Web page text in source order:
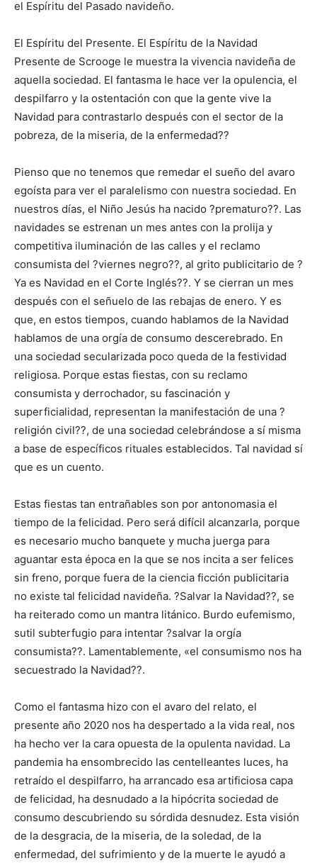
el Espíritu del Pasado navideño.
El Espíritu del Presente. El Espíritu de la Navidad
Presente de Scrooge le muestra la vivencia navideña de
aquella sociedad. El fantasma le hace ver la opulencia, el
despilfarro y la ostentación con que la gente vive la
Navidad para contrastarlo después con el sector de la
pobreza, de la miseria, de la enfermedad??
Pienso que no tenemos que remedar el sueño del avaro
egoísta para ver el paralelismo con nuestra sociedad. En
nuestros días, el Niño Jesús ha nacido ?prematuro??. Las
navidades se estrenan un mes antes con la prolija y
competitiva iluminación de las calles y el reclamo
consumista del ?viernes negro??, al grito publicitario de ?
Ya es Navidad en el Corte Inglés??. Y se cierran un mes
después con el señuelo de las rebajas de enero. Y es
que, en estos tiempos, cuando hablamos de la Navidad
hablamos de una orgía de consumo descerebrado. En
una sociedad secularizada poco queda de la festividad
religiosa. Porque estas fiestas, con su reclamo
consumista y derrochador, su fascinación y
superficialidad, representan la manifestación de una ?
religión civil??, de una sociedad celebrándose a sí misma
a base de específicos rituales establecidos. Tal navidad sí
que es un cuento.
Estas fiestas tan entrañables son por antonomasia el
tiempo de la felicidad. Pero será difícil alcanzarla, porque
es necesario mucho banquete y mucha juerga para
aguantar esta época en la que se nos incita a ser felices
sin freno, porque fuera de la ciencia ficción publicitaria
no existe tal felicidad navideña. ?Salvar la Navidad??, se
ha reiterado como un mantra litánico. Burdo eufemismo,
sutil subterfugio para intentar ?salvar la orgía
consumista??. Lamentablemente, «el consumismo nos ha
secuestrado la Navidad??.
Como el fantasma hizo con el avaro del relato, el
presente año 2020 nos ha despertado a la vida real, nos
ha hecho ver la cara opuesta de la opulenta navidad. La
pandemia ha ensombrecido las centelleantes luces, ha
retraído el despilfarro, ha arrancado esa artificiosa capa
de felicidad, ha desnudado a la hipócrita sociedad de
consumo descubriendo su sórdida desnudez. Esta visión
de la desgracia, de la miseria, de la soledad, de la
enfermedad, del sufrimiento y de la muerte le ayudó a